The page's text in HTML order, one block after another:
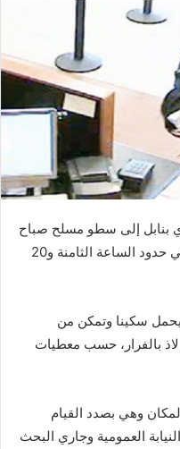
بنابل إلى سطو مسلح صباح
اليوم الثلاثاء 18 جوان 2019 وتحديدا في حدود الساعة الثامنة و20
سكينا وتمكن من
ألف دينار ثم لاذ بالفرار، حسب معطيات
وهي بصدد القيام
العمومية وجاري البحث